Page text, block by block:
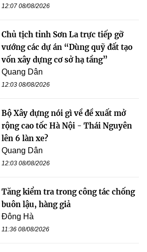
12:07 08/08/2026
Chủ tịch tỉnh Sơn La trực tiếp gỡ
vướng các dự án “Dùng quỹ đất tạo
vốn xây dựng cơ sở hạ tầng”
Quang Dân
12:03 08/08/2026
Bộ Xây dựng nói gì về đề xuất mở
rộng cao tốc Hà Nội - Thái Nguyên
lên 6 làn xe?
Quang Dân
12:03 08/08/2026
Tăng kiểm tra trong công tác chống
buôn lậu, hàng giả
Đông Hà
11:36 08/08/2026